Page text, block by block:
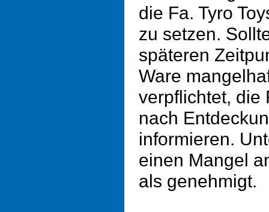
die Fa. Tyro
zu setzen.
späteren
Ware
verpflichtet, die
nach
informieren.
einen Mangel
als genehmigt.